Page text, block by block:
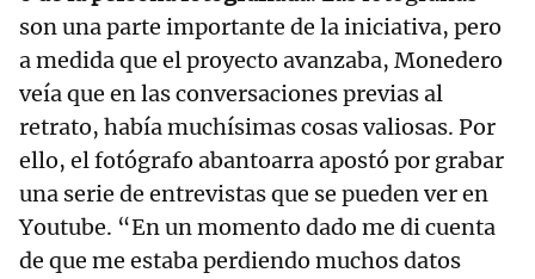
son una parte importante de la iniciativa, pero
a medida que el proyecto avanzaba, Monedero
veía que en las conversaciones previas al
retrato, había muchísimas cosas valiosas. Por
ello, el fotógrafo abantoarra apostó por grabar
una serie de entrevistas que se pueden ver en
Youtube. “En un momento dado me di cuenta
de que me estaba perdiendo muchos datos